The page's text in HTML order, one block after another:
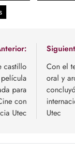
castillo
para
con
Utec
Con el
oral y
Utec